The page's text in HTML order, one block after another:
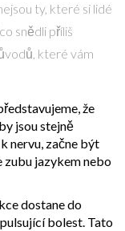
ty, které si lidé
snědli příliš
které vám
že
jsou stejně
nervu, začne být
jazykem nebo
dostane do
bolest. Tato